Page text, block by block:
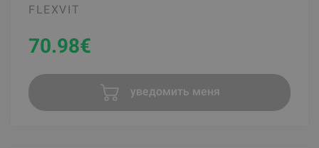
FLEXVIT
70.98€
уведомить меня